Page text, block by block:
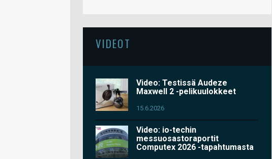
VIDEOT
Video: Testissä Audeze
Maxwell 2 -pelikuulokkeet
15.6.2026
Video: io-techin
messuosastoraportit
Computex 2026 -tapahtumasta